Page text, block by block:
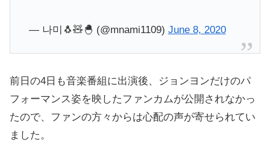
— 나미🐧🧸🐣 (@mnami1109) June 8, 2020
前日の4日も音楽番組に出演後、ジョンヨンだけのパ
フォーマンス姿を映したファンカムが公開されなかっ
たので、ファンの方々からは心配の声が寄せられてい
ました。